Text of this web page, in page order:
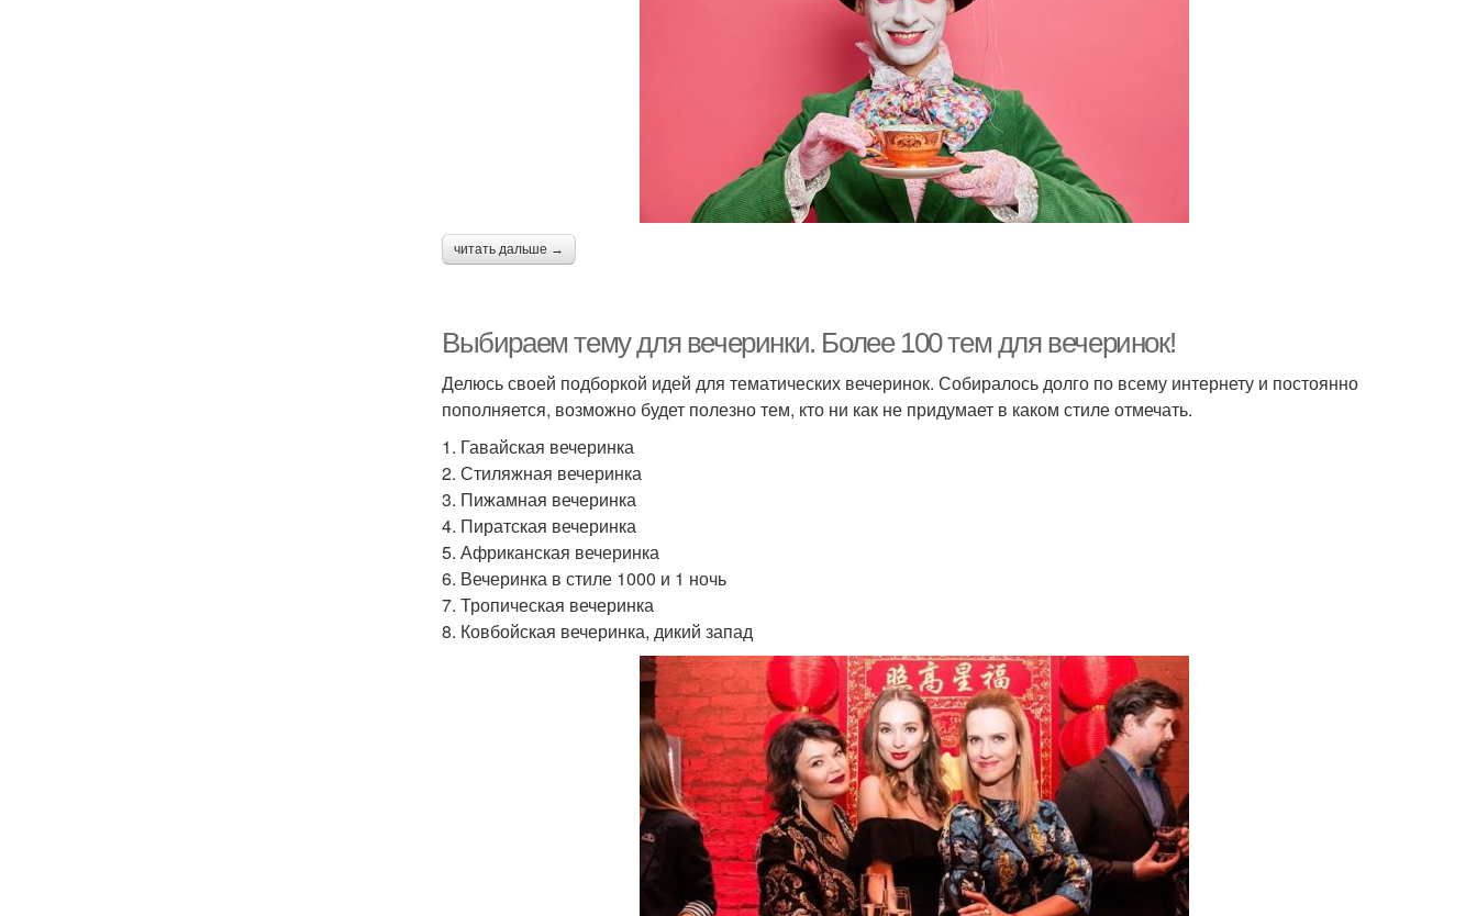
читать дальше →
Выбираем тему для вечеринки. Более 100 тем для вечеринок!
Делюсь своей подборкой идей для тематических вечеринок. Собиралось долго по всему интернету и постоянно
пополняется, возможно будет полезно тем, кто ни как не придумает в каком стиле отмечать.
1. Гавайская вечеринка
2. Стиляжная вечеринка
3. Пижамная вечеринка
4. Пиратская вечеринка
5. Африканская вечеринка
6. Вечеринка в стиле 1000 и 1 ночь
7. Тропическая вечеринка
8. Ковбойская вечеринка, дикий запад